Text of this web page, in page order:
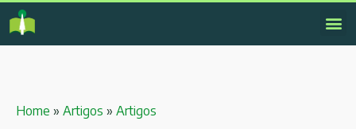
Home » Artigos » Artigos